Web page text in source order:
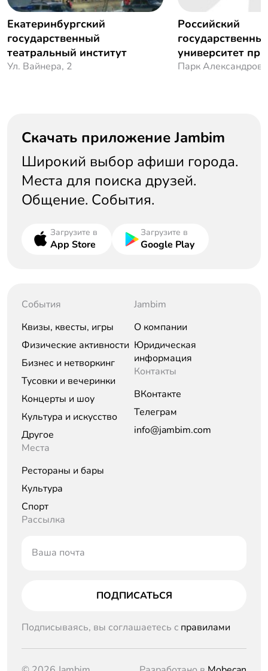
Екатеринбургский
государственный
театральный институт
Ул. Вайнера, 2
Российский
университет
Парк
Скачать приложение Jambim
Широкий выбор афиши города.
Места для поиска друзей.
Общение. События.
Загрузите в
App Store
Загрузите в
Google Play
События
Квизы, квесты, игры
Физические активности
Бизнес и нетворкинг
Тусовки и вечеринки
Концерты и шоу
Культура и искусство
Другое
Места
Рестораны и бары
Культура
Спорт
Jambim
О компании
Юридическая
информация
Контакты
ВКонтакте
Телеграм
info@jambim.com
Рассылка
Ваша почта
ПОДПИСАТЬСЯ
Подписываясь, вы соглашаетесь c правилами